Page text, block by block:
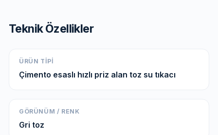
Teknik Özellikler
ÜRÜN TIPI
Çimento esaslı hızlı priz alan toz su tıkacı
GÖRÜNÜM / RENK
Gri toz